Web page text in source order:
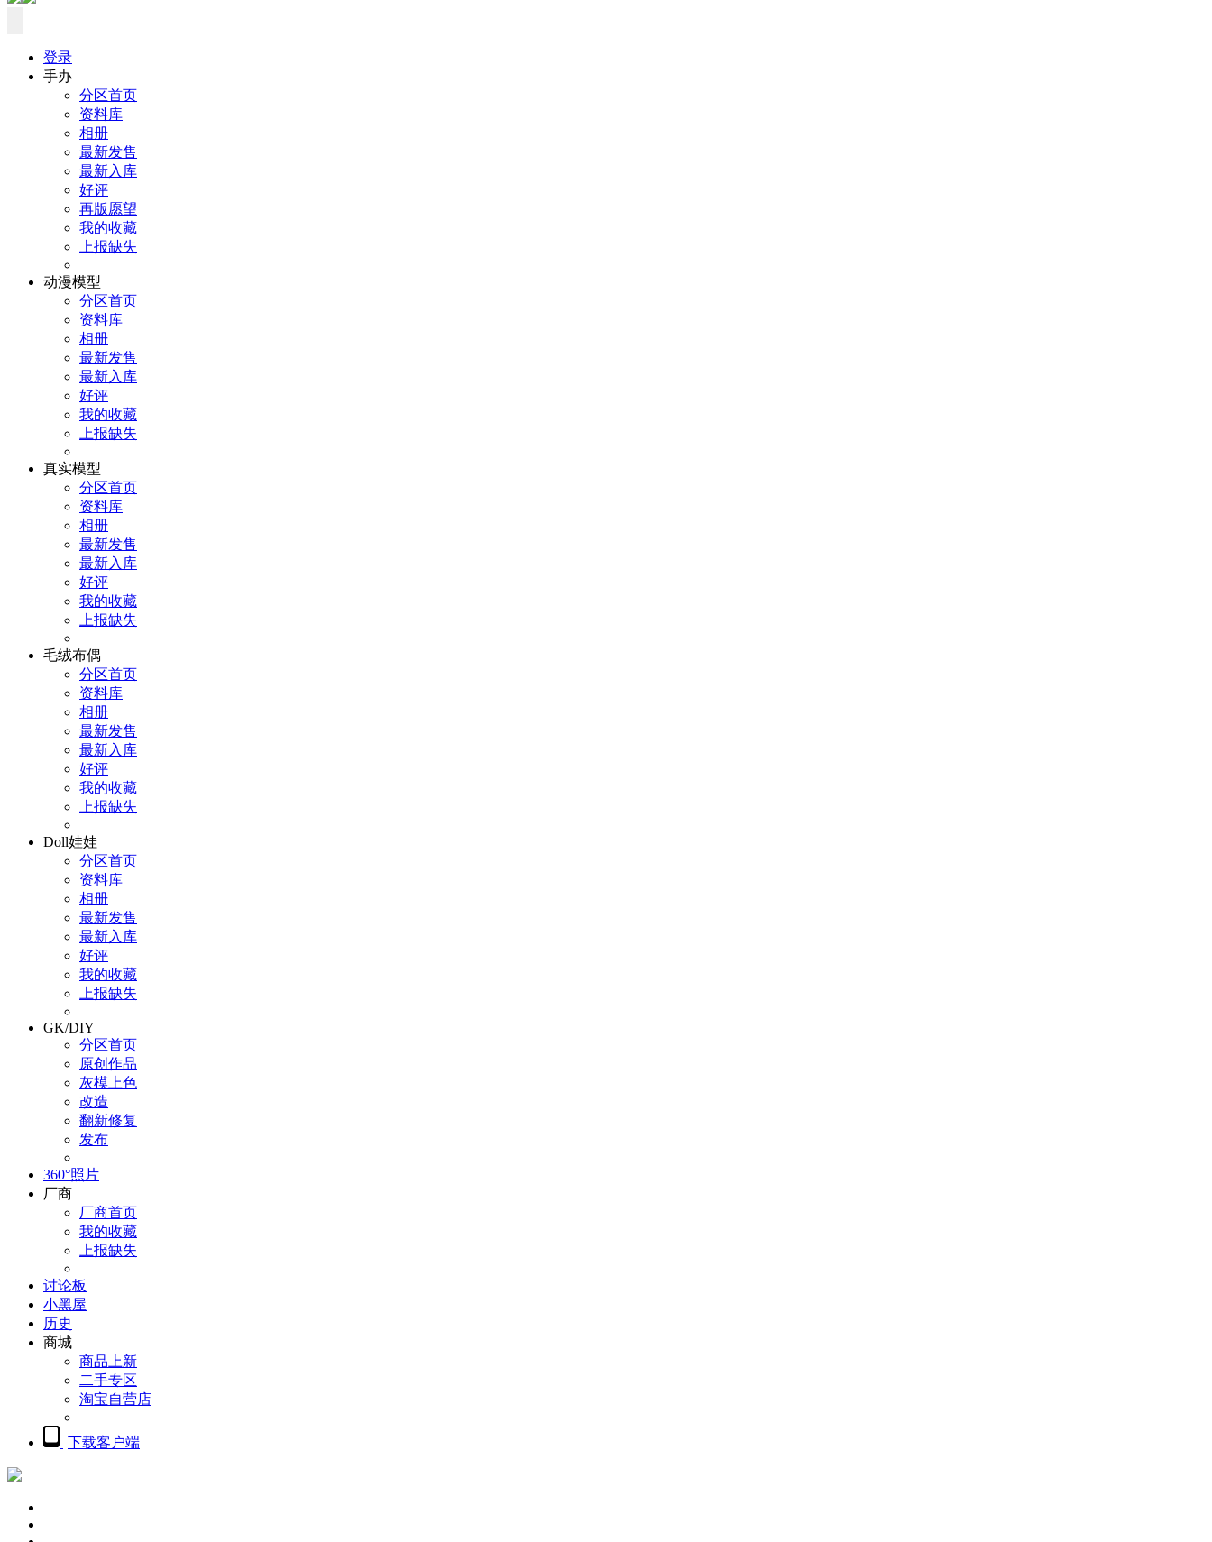
登录
手办
分区首页
资料库
相册
最新发售
最新入库
好评
再版愿望
我的收藏
上报缺失
动漫模型
分区首页
资料库
相册
最新发售
最新入库
好评
我的收藏
上报缺失
真实模型
分区首页
资料库
相册
最新发售
最新入库
好评
我的收藏
上报缺失
毛绒布偶
分区首页
资料库
相册
最新发售
最新入库
好评
我的收藏
上报缺失
Doll娃娃
分区首页
资料库
相册
最新发售
最新入库
好评
我的收藏
上报缺失
GK/DIY
分区首页
原创作品
灰模上色
改造
翻新修复
发布
360°照片
厂商
厂商首页
我的收藏
上报缺失
讨论板
小黑屋
历史
商城
商品上新
二手专区
淘宝自营店
下载客户端